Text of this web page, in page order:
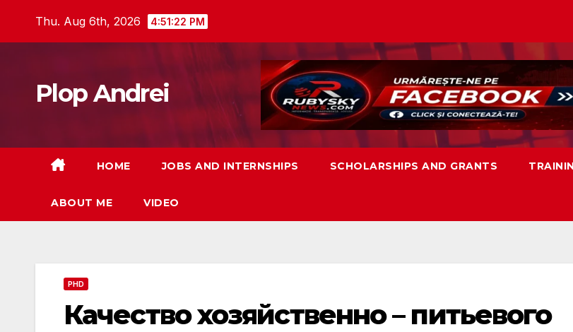
Thu. Aug 6th, 2026 4:51:23 PM
Plop Andrei
HOME JOBS AND INTERNSHIPS SCHOLARSHIPS AND GRANTS
ABOUT ME VIDEO
PHD
Качество хозяйственно – питьевого